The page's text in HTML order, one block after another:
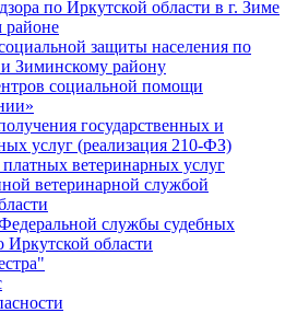
по Иркутской области в г. Зиме
районе
защиты населения по
Зиминскому району
социальной помощи
государственных и
услуг (реализация 210-ФЗ)
ветеринарных услуг
ветеринарной службой
службы судебных
Иркутской области